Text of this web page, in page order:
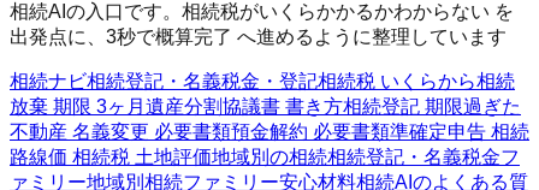
相続AIの入口です。相続税がいくらかかるかわからない を
出発点に、3秒で概算完了 へ進めるように整理しています
相続ナビ相続登記・名義税金・登記相続税 いくらから相続
放棄 期限 3ヶ月 遺産分割協議書 書き方相続登記 期限過ぎた
不動産 名義変更 必要書類預金解約 必要書類準確定申告 相続
路線価 相続税 土地評価地域別の相続相続登記・名義税金フ
ァミリー地域別相続ファミリー安心材料相続AIのよくある質